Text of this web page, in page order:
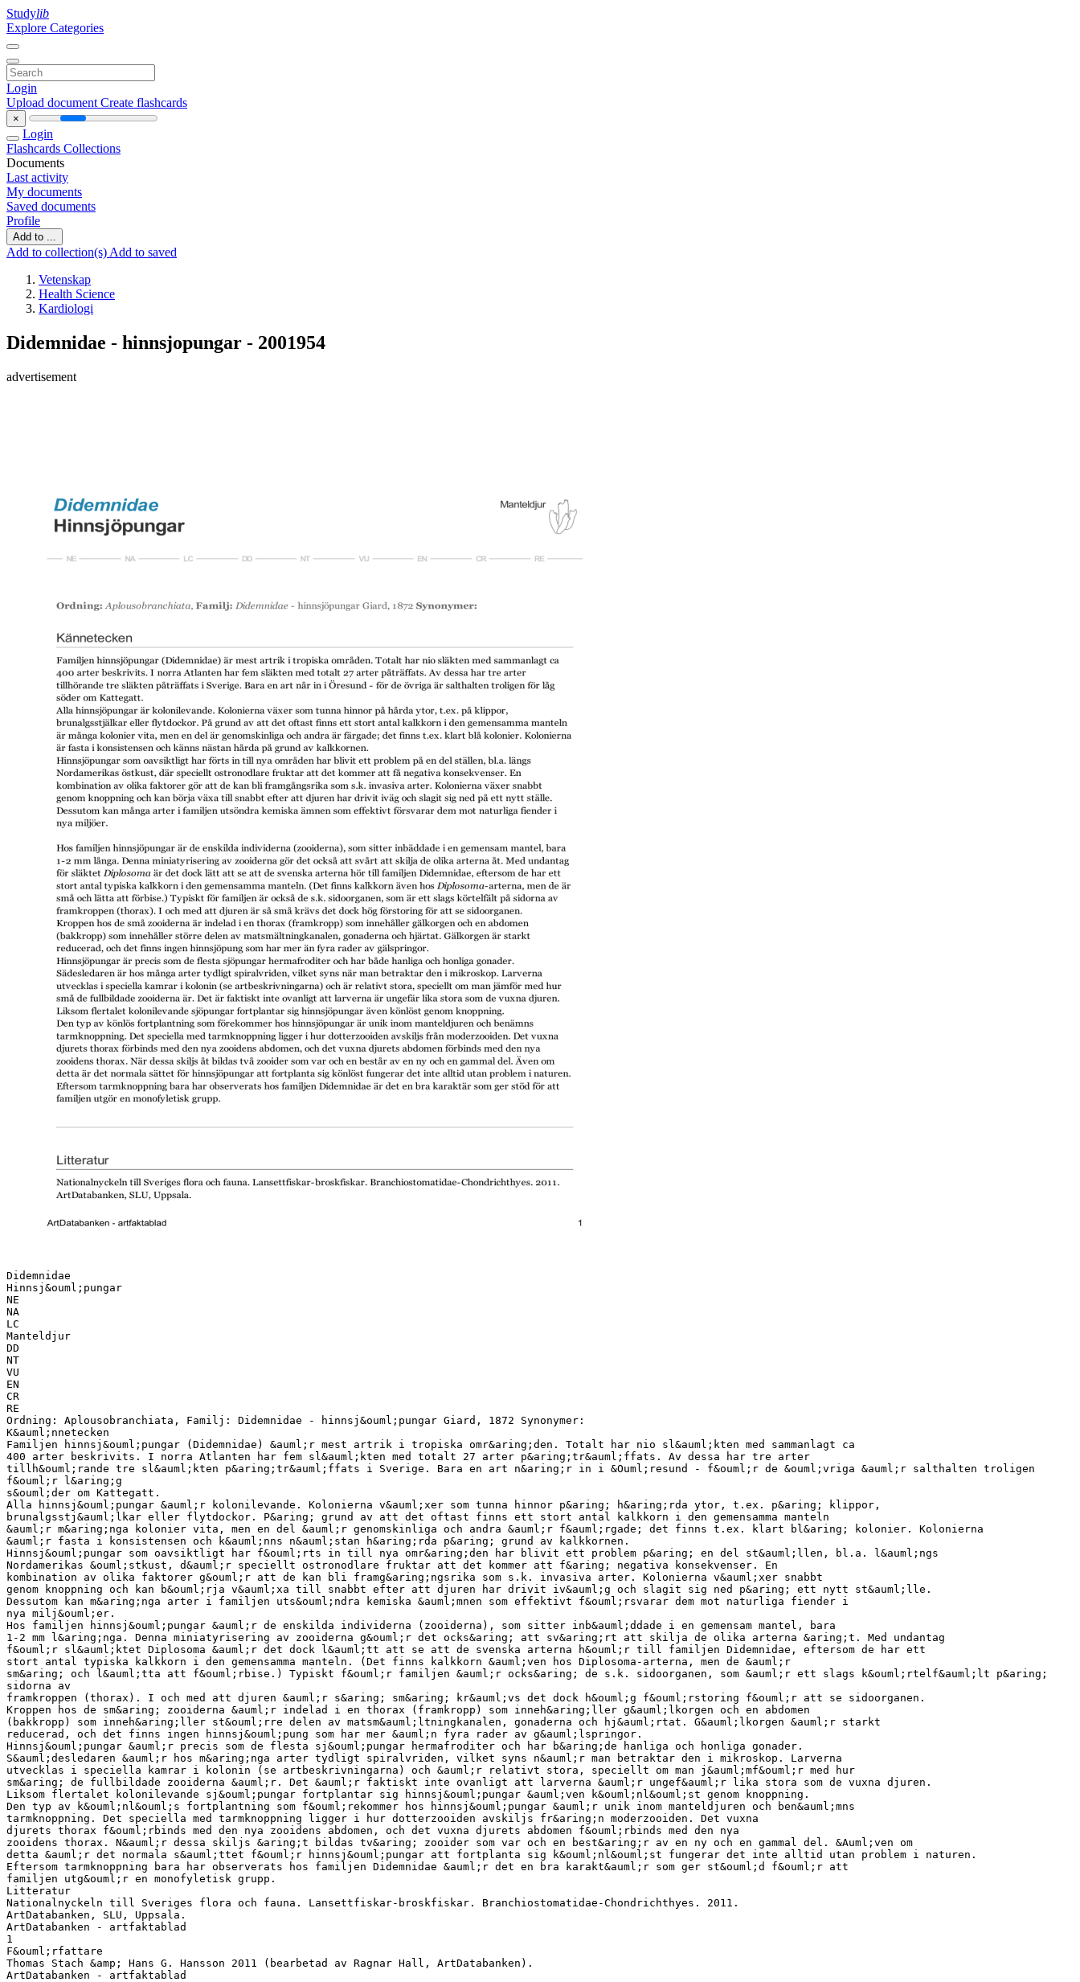
Studylib
Explore Categories
Login
Upload document Create flashcards
×
Login
Flashcards Collections
Documents
Last activity
My documents
Saved documents
Profile
Add to ...
Add to collection(s) Add to saved
Vetenskap
Health Science
Kardiologi
Didemnidae - hinnsjopungar - 2001954
advertisement
Didemnidae
Hinnsj&ouml;pungar
NE
NA
LC
Manteldjur
DD
NT
VU
EN
CR
RE
Ordning: Aplousobranchiata, Familj: Didemnidae - hinnsj&ouml;pungar Giard, 1872 Synonymer:
K&auml;nnetecken
Familjen hinnsj&ouml;pungar (Didemnidae) &auml;r mest artrik i tropiska omr&aring;den. Totalt har nio sl&auml;kten med sammanlagt ca
400 arter beskrivits. I norra Atlanten har fem sl&auml;kten med totalt 27 arter p&aring;tr&auml;ffats. Av dessa har tre arter
tillh&ouml;rande tre sl&auml;kten p&aring;tr&auml;ffats i Sverige. Bara en art n&aring;r in i &Ouml;resund - f&ouml;r de &ouml;vriga &auml;r salthalten troligen
f&ouml;r l&aring;g
s&ouml;der om Kattegatt.
Alla hinnsj&ouml;pungar &auml;r kolonilevande. Kolonierna v&auml;xer som tunna hinnor p&aring; h&aring;rda ytor, t.ex. p&aring; klippor,
brunalgsstj&auml;lkar eller flytdockor. P&aring; grund av att det oftast finns ett stort antal kalkkorn i den gemensamma manteln
&auml;r m&aring;nga kolonier vita, men en del &auml;r genomskinliga och andra &auml;r f&auml;rgade; det finns t.ex. klart bl&aring; kolonier. Kolonierna
&auml;r fasta i konsistensen och k&auml;nns n&auml;stan h&aring;rda p&aring; grund av kalkkornen.
Hinnsj&ouml;pungar som oavsiktligt har f&ouml;rts in till nya omr&aring;den har blivit ett problem p&aring; en del st&auml;llen, bl.a. l&auml;ngs
Nordamerikas &ouml;stkust, d&auml;r speciellt ostronodlare fruktar att det kommer att f&aring; negativa konsekvenser. En
kombination av olika faktorer g&ouml;r att de kan bli framg&aring;ngsrika som s.k. invasiva arter. Kolonierna v&auml;xer snabbt
genom knoppning och kan b&ouml;rja v&auml;xa till snabbt efter att djuren har drivit iv&auml;g och slagit sig ned p&aring; ett nytt st&auml;lle.
Dessutom kan m&aring;nga arter i familjen uts&ouml;ndra kemiska &auml;mnen som effektivt f&ouml;rsvarar dem mot naturliga fiender i
nya milj&ouml;er.
Hos familjen hinnsj&ouml;pungar &auml;r de enskilda individerna (zooiderna), som sitter inb&auml;ddade i en gemensam mantel, bara
1-2 mm l&aring;nga. Denna miniatyrisering av zooiderna g&ouml;r det ocks&aring; att sv&aring;rt att skilja de olika arterna &aring;t. Med undantag
f&ouml;r sl&auml;ktet Diplosoma &auml;r det dock l&auml;tt att se att de svenska arterna h&ouml;r till familjen Didemnidae, eftersom de har ett
stort antal typiska kalkkorn i den gemensamma manteln. (Det finns kalkkorn &auml;ven hos Diplosoma-arterna, men de &auml;r
sm&aring; och l&auml;tta att f&ouml;rbise.) Typiskt f&ouml;r familjen &auml;r ocks&aring; de s.k. sidoorganen, som &auml;r ett slags k&ouml;rtelf&auml;lt p&aring;
sidorna av
framkroppen (thorax). I och med att djuren &auml;r s&aring; sm&aring; kr&auml;vs det dock h&ouml;g f&ouml;rstoring f&ouml;r att se sidoorganen.
Kroppen hos de sm&aring; zooiderna &auml;r indelad i en thorax (framkropp) som inneh&aring;ller g&auml;lkorgen och en abdomen
(bakkropp) som inneh&aring;ller st&ouml;rre delen av matsm&auml;ltningkanalen, gonaderna och hj&auml;rtat. G&auml;lkorgen &auml;r starkt
reducerad, och det finns ingen hinnsj&ouml;pung som har mer &auml;n fyra rader av g&auml;lspringor.
Hinnsj&ouml;pungar &auml;r precis som de flesta sj&ouml;pungar hermafroditer och har b&aring;de hanliga och honliga gonader.
S&auml;desledaren &auml;r hos m&aring;nga arter tydligt spiralvriden, vilket syns n&auml;r man betraktar den i mikroskop. Larverna
utvecklas i speciella kamrar i kolonin (se artbeskrivningarna) och &auml;r relativt stora, speciellt om man j&auml;mf&ouml;r med hur
sm&aring; de fullbildade zooiderna &auml;r. Det &auml;r faktiskt inte ovanligt att larverna &auml;r ungef&auml;r lika stora som de vuxna djuren.
Liksom flertalet kolonilevande sj&ouml;pungar fortplantar sig hinnsj&ouml;pungar &auml;ven k&ouml;nl&ouml;st genom knoppning.
Den typ av k&ouml;nl&ouml;s fortplantning som f&ouml;rekommer hos hinnsj&ouml;pungar &auml;r unik inom manteldjuren och ben&auml;mns
tarmknoppning. Det speciella med tarmknoppning ligger i hur dotterzooiden avskiljs fr&aring;n moderzooiden. Det vuxna
djurets thorax f&ouml;rbinds med den nya zooidens abdomen, och det vuxna djurets abdomen f&ouml;rbinds med den nya
zooidens thorax. N&auml;r dessa skiljs &aring;t bildas tv&aring; zooider som var och en best&aring;r av en ny och en gammal del. &Auml;ven om
detta &auml;r det normala s&auml;ttet f&ouml;r hinnsj&ouml;pungar att fortplanta sig k&ouml;nl&ouml;st fungerar det inte alltid utan problem i naturen.
Eftersom tarmknoppning bara har observerats hos familjen Didemnidae &auml;r det en bra karakt&auml;r som ger st&ouml;d f&ouml;r att
familjen utg&ouml;r en monofyletisk grupp.
Litteratur
Nationalnyckeln till Sveriges flora och fauna. Lansettfiskar-broskfiskar. Branchiostomatidae-Chondrichthyes. 2011.
ArtDatabanken, SLU, Uppsala.
ArtDatabanken - artfaktablad
1
F&ouml;rfattare
Thomas Stach &amp; Hans G. Hansson 2011 (bearbetad av Ragnar Hall, ArtDatabanken).
ArtDatabanken - artfaktablad